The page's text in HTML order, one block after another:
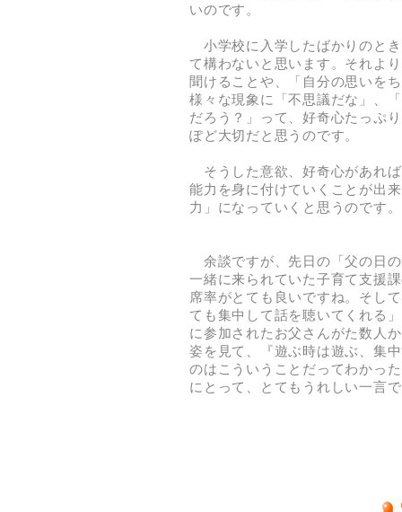
いのです。
小学校に入学したばかりのと
て構わないと思います。それよ
聞けることや、「自分の思いを
様々な現象に「不思議だな」、
だろう？」って、好奇心たっぷ
ぽど大切だと思うのです。
そうした意欲、好奇心があれ
能力を身に付けていくことが出
力」になっていくと思うのです。
余談ですが、先日の「父の日
一緒に来られていた子育て支援
席率がとても良いですね。そし
ても集中して話を聴いてくれる
に参加されたお父さんがた数人
姿を見て、『遊ぶ時は遊ぶ、集
のはこういうことだってわかっ
にとって、とてもうれしい一言